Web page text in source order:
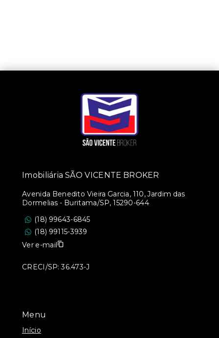
Menu
Início
Imobiliária SÃO VICENTE BROKER
Avenida Benedito Vieira Garcia, 110, Jardim das
Dormelias - Buritama/SP, 15290-644
(18) 99643-6845
(18) 99115-3939
Ver e-mail
CRECI/SP: 36.473-J